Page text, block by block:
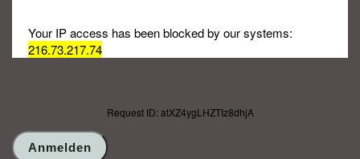
Your IP access has been blocked by our systems:
216.73.217.74
Request ID: atXZ4ygLHZTIz8dhjA